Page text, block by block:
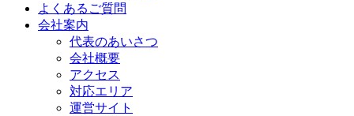
よくあるご質問
会社案内
代表のあいさつ
会社概要
アクセス
対応エリア
運営サイト